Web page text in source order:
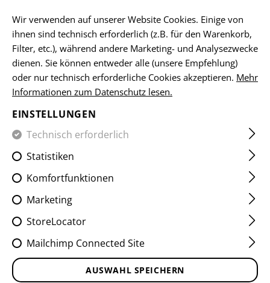
HOME EQUIPMENT ACCESSOIRES MESSER
UTILITY KNIFE
Wir verwenden auf unserer Website Cookies. Einige von
ihnen sind technisch erforderlich (z.B. für den Warenkorb,
Filter, etc.), während andere Marketing- und Analysezwecke
dienen. Sie können entweder alle (unsere Empfehlung)
oder nur technisch erforderliche Cookies akzeptieren. Mehr
Informationen zum Datenschutz lesen.
EINSTELLUNGEN
Technisch erforderlich
Statistiken
Komfortfunktionen
Marketing
StoreLocator
Mailchimp Connected Site
AUSWAHL SPEICHERN